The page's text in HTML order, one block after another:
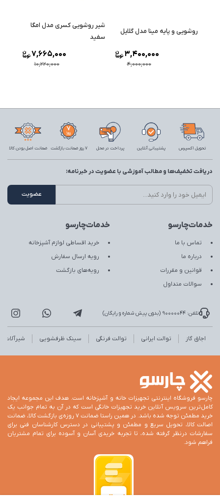
روشویی و پایه مینا مدل گلایل
4,000,000
3,400,000
شیر روشویی کسری مدل امگا
سفید
10,220,000
7,665,000
تحویل اکسپرس پشتیبانی آنلاین پرداخت در محل 7 روز ضمانت بازگشت ضمانت اصل بودن کالا
خدمات‌چارسو
تماس با ما
درباره ما
قوانین و مقررات
سوالات متداول
خدمات‌چارسو
خرید اقساطی لوازم آشپزخانه
رویه ارسال سفارش
رویه‌های بازگشت
دریافت تخفیف‌ها و مطالب آموزشی با عضویت در خبرنامه:
تلفن: 90000044 (بدون پیش شماره و رایگان)
اجاق گاز توالت ایرانی توالت فرنگی سینک ظرفشویی شیرآلات
چارسو فروشگاه اینترنتی تجهیزات خانه و آشپزخانه است. هدف این مجموعه ایجاد
کامل‌ترین سرویس آنلاین خرید تجهیزات خانگی است که در آن به تمام جوانب یک
خرید مطمئن توجه شده باشد. در همین راستا ضمانت 7 روزه‌ی بازگشت کالا، ضمانت
اصالت کالا، تحویل سریع و مطمئن و پشتیبانی در دسترس کارشناسان فنی برای
سفارشات درنظر گرفته شده، تا تجربه خریدی آسان و آسوده برای تمام مشتریان
فراهم شود.